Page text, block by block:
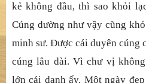
kẻ không đầu, thì sao khỏi
Cúng dường như vậy cũng
minh sư. Được cái duyên cúng
cúng lâu dài. Vì chư vị
lớn cái danh ấy. Một ngày